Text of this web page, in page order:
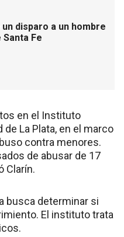
disparo a un hombre
Santa Fe
en el Instituto
La Plata, en el marco
contra menores.
de abusar de 17
Clarín.
busca determinar si
El instituto trata